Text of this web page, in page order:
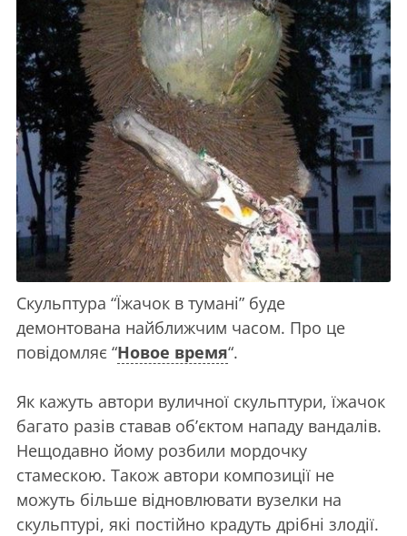
Скульптура “Їжачок в тумані” буде
демонтована найближчим часом. Про це
повідомляє “Новое время“.
Як кажуть автори вуличної скульптури, їжачок
багато разів ставав об’єктом нападу вандалів.
Нещодавно йому розбили мордочку
стамескою. Також автори композиції не
можуть більше відновлювати вузелки на
скульптурі, які постійно крадуть дрібні злодії.